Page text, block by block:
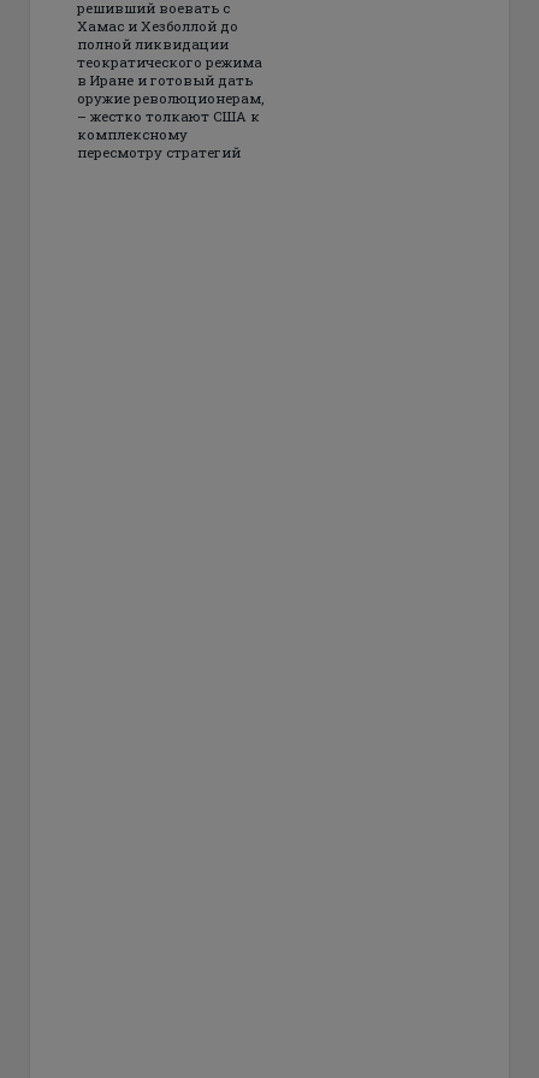
решивший воевать с
Хамас и Хезболлой до
полной ликвидации
теократического режима
в Иране и готовый дать
оружие революционерам,
– жестко толкают США к
комплексному
пересмотру стратегий